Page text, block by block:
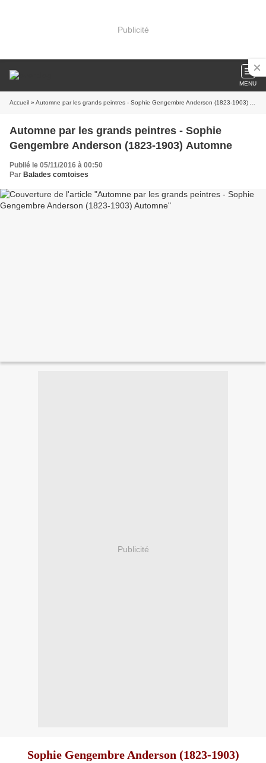
Publicité
MENU
Accueil » Automne par les grands peintres - Sophie Gengembre Anderson (1823-1903) Automne
Automne par les grands peintres - Sophie
Gengembre Anderson (1823-1903) Automne
Publié le 05/11/2016 à 00:50
Par Balades comtoises
Publicité
Sophie Gengembre Anderson (1823-1903)